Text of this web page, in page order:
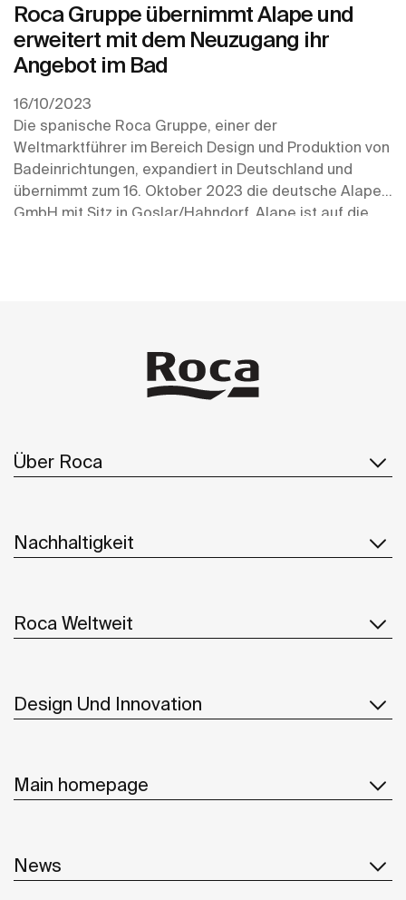
Roca Gruppe übernimmt Alape und
erweitert mit dem Neuzugang ihr
Angebot im Bad
16/10/2023
Die spanische Roca Gruppe, einer der
Weltmarktführer im Bereich Design und Produktion von
Badeinrichtungen, expandiert in Deutschland und
übernimmt zum 16. Oktober 2023 die deutsche Alape
GmbH mit Sitz in Goslar/Hahndorf. Alape ist auf die
Unternehmens haben die Geschäftsleitung
Über Roca
Nachhaltigkeit
Roca Weltweit
Design Und Innovation
Main homepage
News